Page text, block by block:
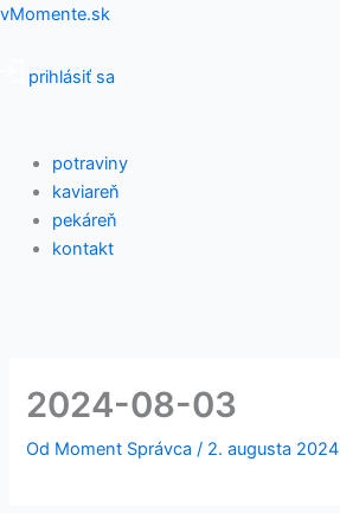
Preskočiť
obsah
vMomente.sk
prihlásiť sa
Menu
potraviny
kaviareň
pekáreň
kontakt
2024-08-03
Od Moment Správca/ 2. augusta 2024